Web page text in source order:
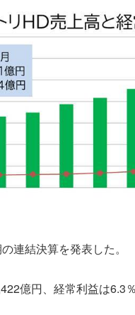
連結決算を発表した。
億円、経常利益は6.3